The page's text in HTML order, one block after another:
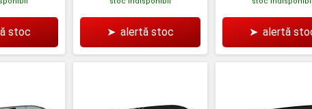
stoc ➤ alertă stoc ➤ alertă